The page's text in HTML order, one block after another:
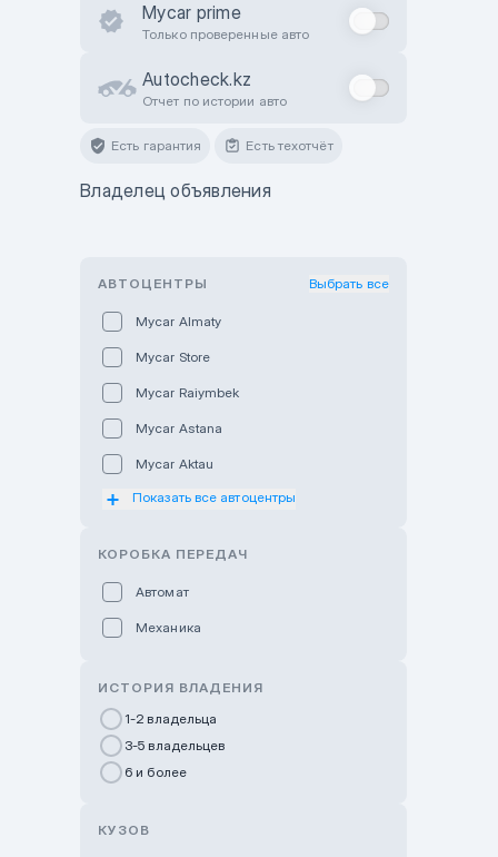
Mycar prime
Только проверенные авто
Autocheck.kz
Отчет по истории авто
Есть гарантия Есть техотчёт
Владелец объявления
АВТОЦЕНТРЫ Выбрать все
Mycar Almaty
Mycar Store
Mycar Raiymbek
Mycar Astana
Mycar Aktau
Mycar Uralsk
GWM Nurly Zhol
Chery Astana
Показать все автоцентры
КОРОБКА ПЕРЕДАЧ
Автомат
Механика
ИСТОРИЯ ВЛАДЕНИЯ
1-2 владельца
3-5 владельцев
6 и более
КУЗОВ